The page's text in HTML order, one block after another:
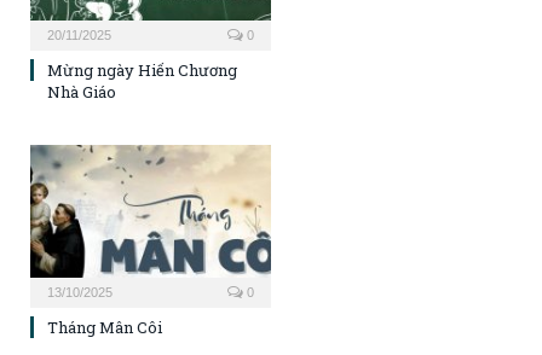
20/11/2025 0
Mừng ngày Hiến Chương
Nhà Giáo
13/10/2025 0
Tháng Mân Côi